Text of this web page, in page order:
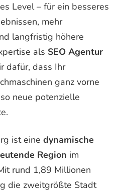
Level – für ein besseres
mehr
langfristig höhere
als SEO Agentur
dafür, dass Ihr
ganz vorne
neue potenzielle
ist eine dynamische
Region im
rund 1,89 Millionen
die zweitgrößte Stadt